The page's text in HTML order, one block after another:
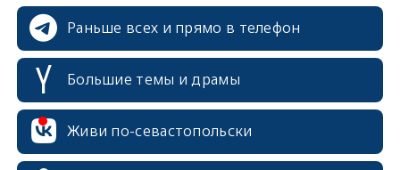
Раньше всех и прямо в телефон
Большие темы и драмы
Живи по-севастопольски
erid: 2SDnjcrDNw6